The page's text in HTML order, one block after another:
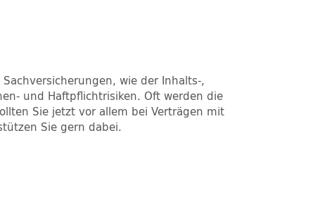
wie der Inhalts-,
und Haftpflichtrisiken. Oft werden die
Sie jetzt vor allem bei Verträgen mit
Sie gern dabei.